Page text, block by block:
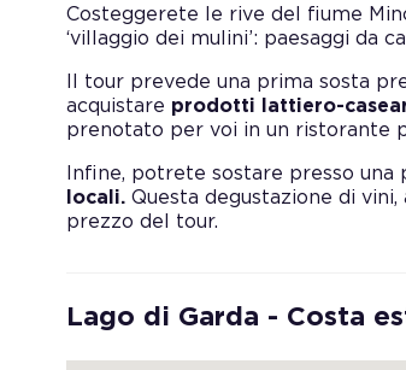
Costeggerete le rive del fiume
‘villaggio dei mulini’: paesaggi da
Il tour prevede una prima sosta
acquistare prodotti lattiero-
prenotato per voi in un ristorante
Infine, potrete sostare presso
locali. Questa degustazione di
prezzo del tour.
Lago di Garda - Costa